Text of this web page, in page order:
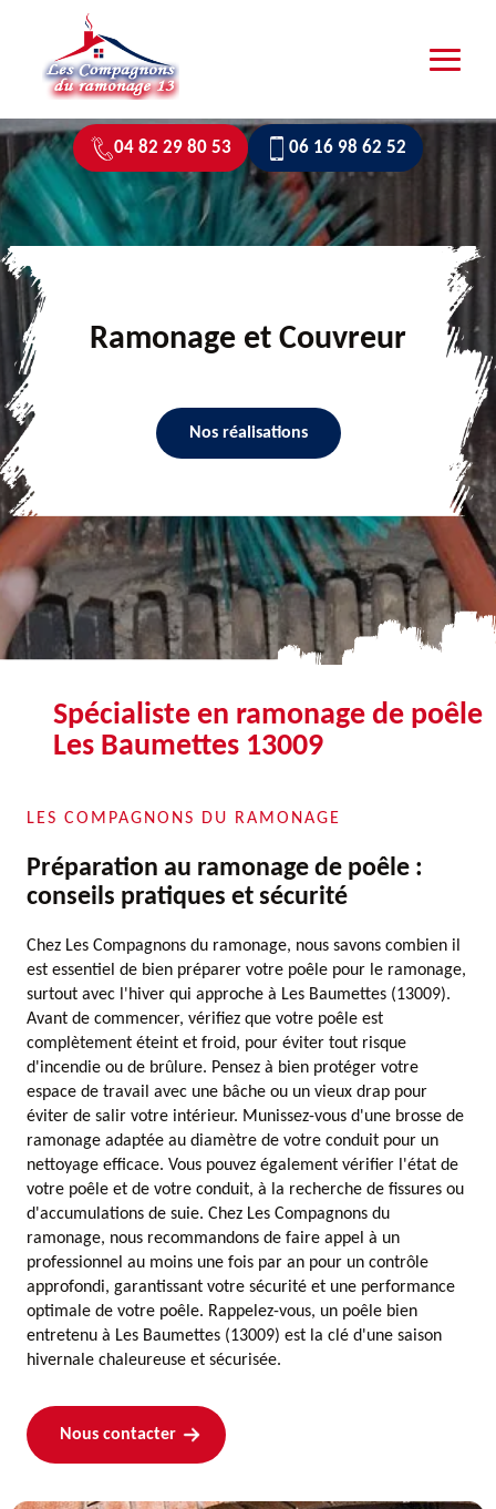
04 82 29 80 53 06 16 98 62 52
Ramonage et Couvreur
Nos réalisations
Spécialiste en ramonage de poêle
Les Baumettes 13009
LES COMPAGNONS DU RAMONAGE
Préparation au ramonage de poêle :
conseils pratiques et sécurité
Chez Les Compagnons du ramonage, nous savons combien il
est essentiel de bien préparer votre poêle pour le ramonage,
surtout avec l'hiver qui approche à Les Baumettes (13009).
Avant de commencer, vérifiez que votre poêle est
complètement éteint et froid, pour éviter tout risque
d'incendie ou de brûlure. Pensez à bien protéger votre
espace de travail avec une bâche ou un vieux drap pour
éviter de salir votre intérieur. Munissez-vous d'une brosse de
ramonage adaptée au diamètre de votre conduit pour un
nettoyage efficace. Vous pouvez également vérifier l'état de
votre poêle et de votre conduit, à la recherche de fissures ou
d'accumulations de suie. Chez Les Compagnons du
ramonage, nous recommandons de faire appel à un
professionnel au moins une fois par an pour un contrôle
approfondi, garantissant votre sécurité et une performance
optimale de votre poêle. Rappelez-vous, un poêle bien
entretenu à Les Baumettes (13009) est la clé d'une saison
hivernale chaleureuse et sécurisée.
Nous contacter